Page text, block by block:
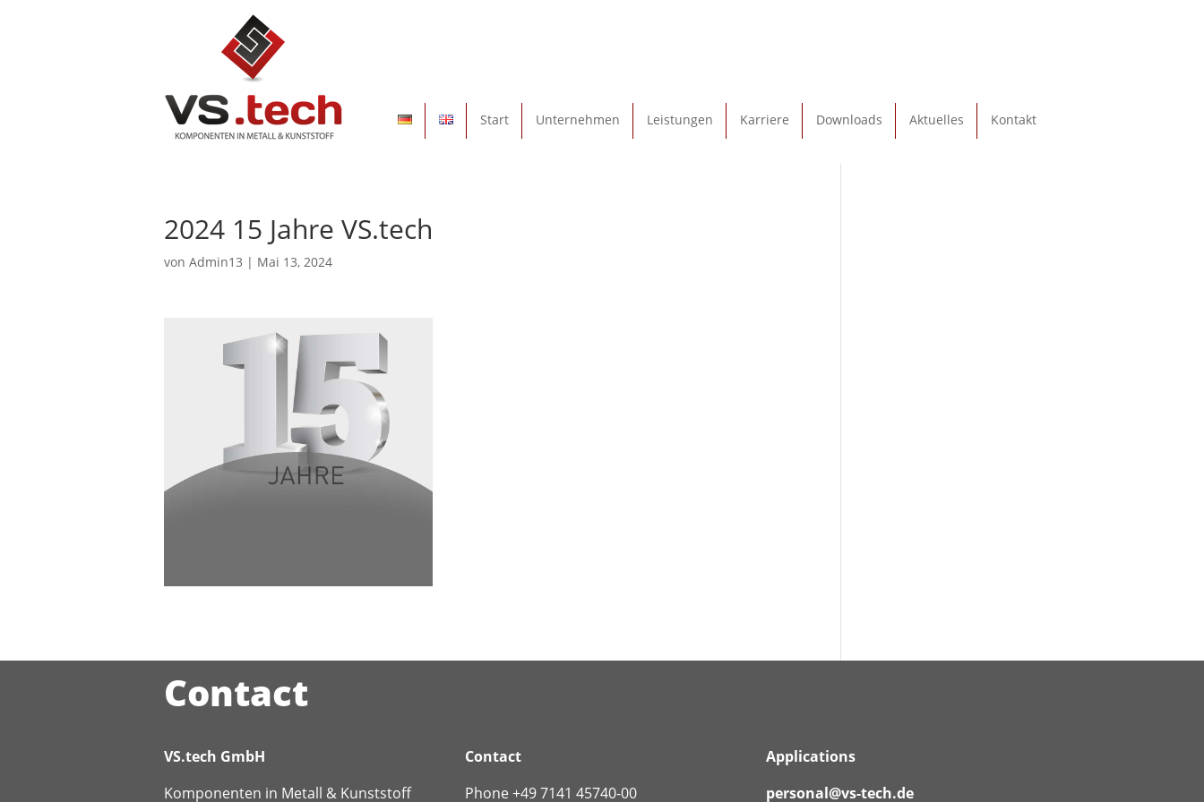
Start Unternehmen Leistungen Karriere Downloads Aktuelles Kontakt
2024 15 Jahre VS.tech
von Admin13 | Mai 13, 2024
Contact
VS.tech GmbH
Komponenten in Metall & Kunststoff
Contact
Phone +49 7141 45740-00
Applications
personal@vs-tech.de